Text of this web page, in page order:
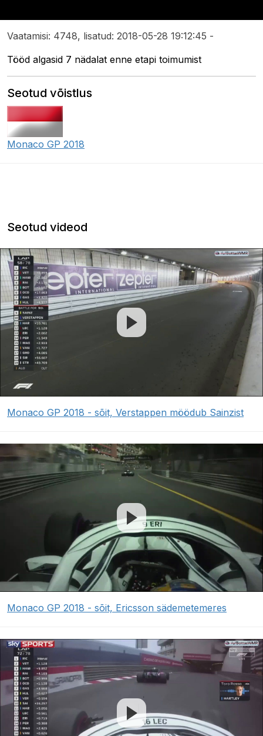
Vaatamisi: 4748, lisatud: 2018-05-28 19:12:45 -
Tööd algasid 7 nädalat enne etapi toimumist
Seotud võistlus
Monaco GP 2018
Seotud videod
Monaco GP 2018 - sõit, Verstappen möödub Sainzist
Monaco GP 2018 - sõit, Ericsson sädemetemeres